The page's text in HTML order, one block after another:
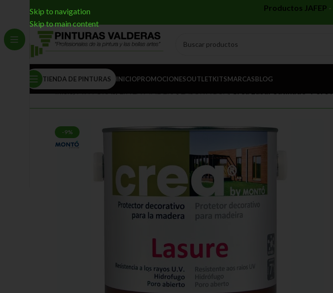
Skip to navigation
Skip to main content
Productos JAFEP -
TIENDA DE PINTURAS INICIOPROMOCIONESOUTLETKITSMARCASBLOG
Inicio/PINTURAS
-9%